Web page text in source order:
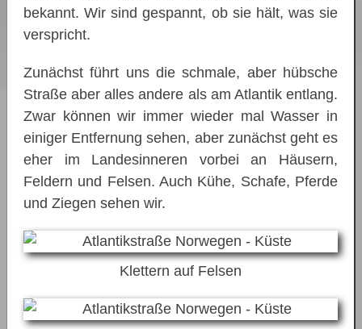
bekannt. Wir sind gespannt, ob sie hält, was sie
verspricht.
Zunächst führt uns die schmale, aber hübsche
Straße aber alles andere als am Atlantik entlang.
Zwar können wir immer wieder mal Wasser in
einiger Entfernung sehen, aber zunächst geht es
eher im Landesinneren vorbei an Häusern,
Feldern und Felsen. Auch Kühe, Schafe, Pferde
und Ziegen sehen wir.
Klettern auf Felsen